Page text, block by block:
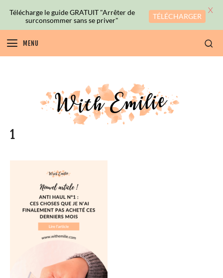
MENU
1
Télécharge le guide GRATUIT "Arrêter de
surconsommer sans se priver"
TÉLÉCHARGER
X